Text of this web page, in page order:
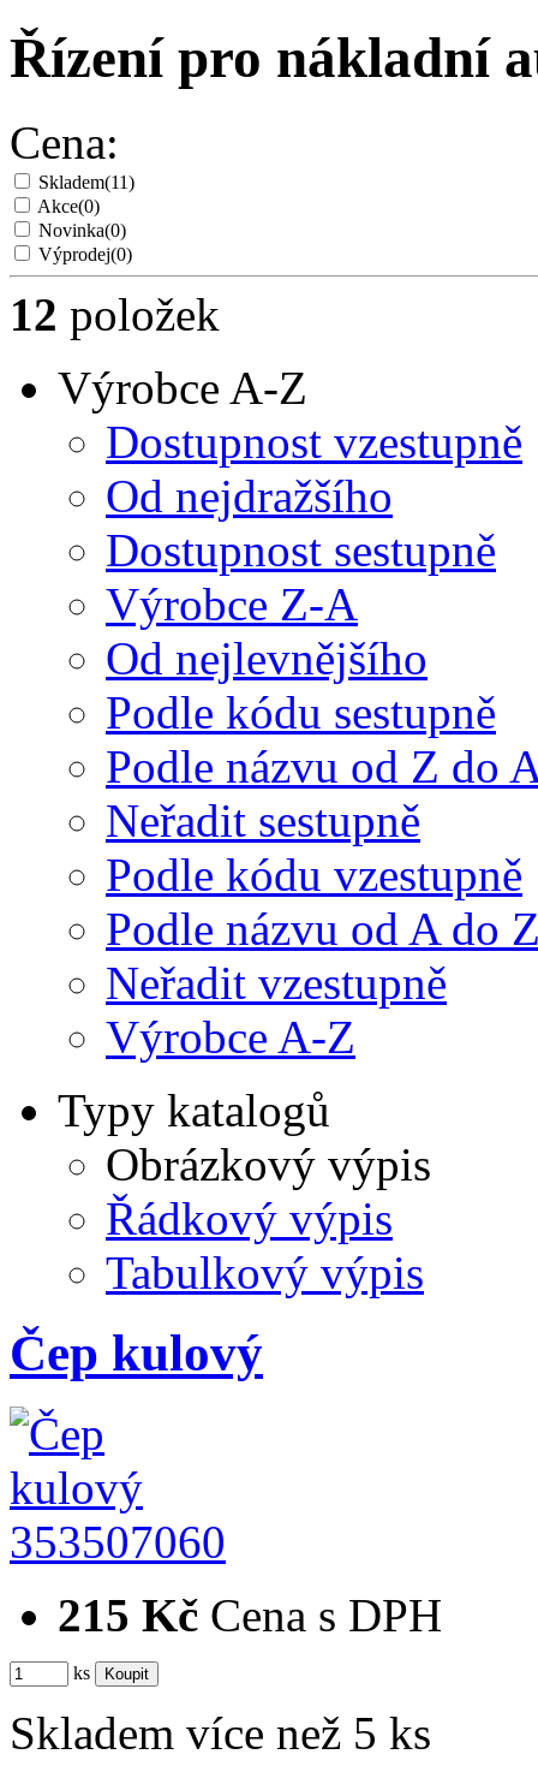
Řízení pro nákladní
Cena:
Skladem(11)
Akce(0)
Novinka(0)
Výprodej(0)
12 položek
Výrobce A-Z
Dostupnost vzestupně
Od nejdražšího
Dostupnost sestupně
Výrobce Z-A
Od nejlevnějšího
Podle kódu sestupně
Podle názvu od Z do
Neřadit sestupně
Podle kódu vzestupně
Podle názvu od A do
Neřadit vzestupně
Výrobce A-Z
Typy katalogů
Obrázkový výpis
Řádkový výpis
Tabulkový výpis
Čep kulový
353507060
215 Kč Cena s DPH
ks
Skladem více než 5 ks